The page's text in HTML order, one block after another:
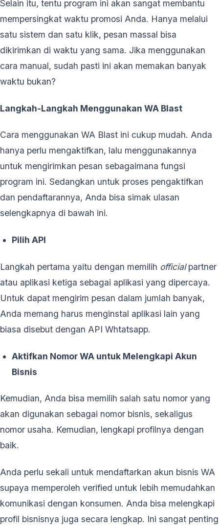
Selain itu, tentu program ini akan sangat membantu
mempersingkat waktu promosi Anda. Hanya melalui
satu sistem dan satu klik, pesan massal bisa
dikirimkan di waktu yang sama. Jika menggunakan
cara manual, sudah pasti ini akan memakan banyak
waktu bukan?
Langkah-Langkah Menggunakan WA Blast
Cara menggunakan WA Blast ini cukup mudah. Anda
hanya perlu mengaktifkan, lalu menggunakannya
untuk mengirimkan pesan sebagaimana fungsi
program ini. Sedangkan untuk proses pengaktifkan
dan pendaftarannya, Anda bisa simak ulasan
selengkapnya di bawah ini.
Pilih API
Langkah pertama yaitu dengan memilih officialpartner
atau aplikasi ketiga sebagai aplikasi yang dipercaya.
Untuk dapat mengirim pesan dalam jumlah banyak,
Anda memang harus menginstal aplikasi lain yang
biasa disebut dengan API Whtatsapp.
Aktifkan Nomor WA untuk Melengkapi Akun
Bisnis
Kemudian, Anda bisa memilih salah satu nomor yang
akan digunakan sebagai nomor bisnis, sekaligus
nomor usaha. Kemudian, lengkapi profilnya dengan
baik.
Anda perlu sekali untuk mendaftarkan akun bisnis WA
supaya memperoleh verified untuk lebih memudahkan
komunikasi dengan konsumen. Anda bisa melengkapi
profil bisnisnya juga secara lengkap. Ini sangat penting